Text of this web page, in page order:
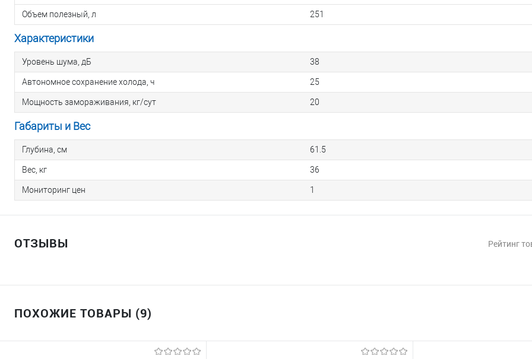
Объем полезный, л 251
Характеристики
Уровень шума, дБ 38
Автономное сохранение холода, ч 25
Мощность замораживания, кг/сут 20
Габариты и Вес
Глубина, см 61.5
Вес, кг 36
Мониторинг цен 1
ОТЗЫВЫ Рейтинг
ПОХОЖИЕ ТОВАРЫ (9)